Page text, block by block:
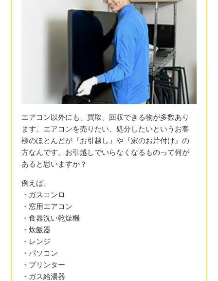
エアコン以外にも、買取、回収できる物が多数あり
ます。エアコンを売りたい、処分したいというお客
様のほとんどが『お引越し』や『家のお片付け』の
方なんです。お引越しでいらなくなるものって何が
あると思いますか？
例えば、
・ガスコンロ
・窓用エアコン
・食器洗い乾燥機
・炊飯器
・レンジ
・パソコン
・プリンター
・ガス給湯器